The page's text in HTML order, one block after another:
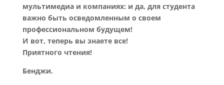
мультимедиа и компаниях: и да, для студента
важно быть осведомленным о своем
профессиональном будущем!
И вот, теперь вы знаете все!
Приятного чтения!
Бенджи.